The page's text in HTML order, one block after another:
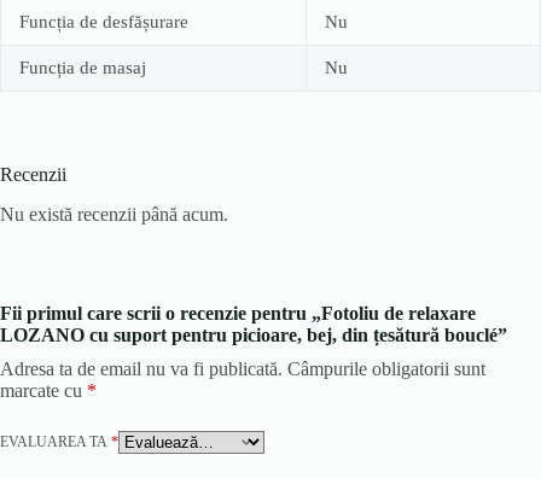
Funcția de desfășurare Nu
Funcția de masaj Nu
Recenzii
Nu există recenzii până acum.
Fii primul care scrii o recenzie pentru „Fotoliu de relaxare
LOZANO cu suport pentru picioare, bej, din țesătură bouclé”
Adresa ta de email nu va fi publicată. Câmpurile obligatorii sunt
marcate cu *
EVALUAREA TA *